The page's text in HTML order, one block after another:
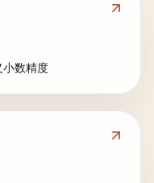
小数精度